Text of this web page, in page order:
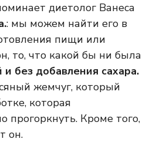
диетолог Ванеса
: мы можем найти его в
пищи или
то, что какой бы ни была
без добавления сахара.
жемчуг, который
которая
прогоркнуть. Кроме того,
он.